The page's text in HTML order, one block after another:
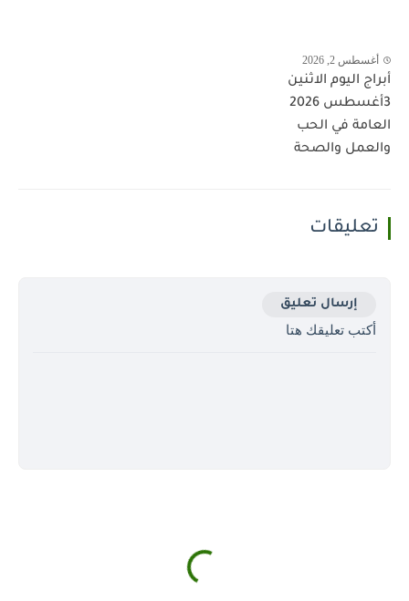
أغسطس 2, 2026
أبراج اليوم الاثنين
3أغسطس 2026
العامة في الحب
والعمل والصحة
تعليقات
إرسال تعليق
أكتب تعليقك هتا